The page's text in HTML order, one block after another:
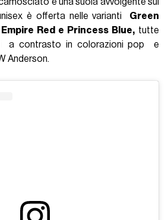
e una suola avvolgente sul
è offerta nelle varianti
Green
Red e Princess Blue,tutte
a contrasto in colorazioni pop e
Anderson.